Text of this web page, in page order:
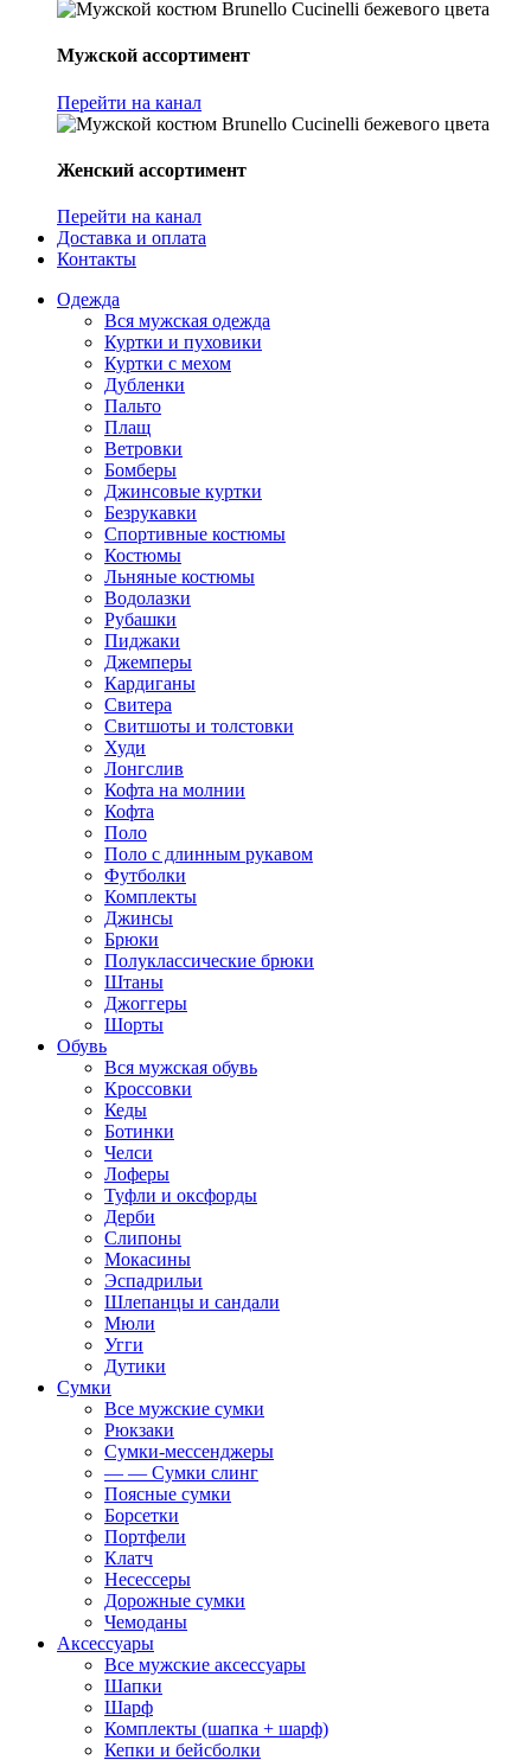
Мужской ассортимент
Перейти на канал
Женский ассортимент
Перейти на канал
Доставка и оплата
Контакты
Одежда
Вся мужская одежда
Куртки и пуховики
Куртки с мехом
Дубленки
Пальто
Плащ
Ветровки
Бомберы
Джинсовые куртки
Безрукавки
Спортивные костюмы
Костюмы
Льняные костюмы
Водолазки
Рубашки
Пиджаки
Джемперы
Кардиганы
Свитера
Свитшоты и толстовки
Худи
Лонгслив
Кофта на молнии
Кофта
Поло
Поло с длинным рукавом
Футболки
Комплекты
Джинсы
Брюки
Полуклассические брюки
Штаны
Джоггеры
Шорты
Обувь
Вся мужская обувь
Кроссовки
Кеды
Ботинки
Челси
Лоферы
Туфли и оксфорды
Дерби
Слипоны
Мокасины
Эспадрильи
Шлепанцы и сандали
Мюли
Угги
Дутики
Сумки
Все мужские сумки
Рюкзаки
Сумки-мессенджеры
— — Сумки слинг
Поясные сумки
Борсетки
Портфели
Клатч
Несессеры
Дорожные сумки
Чемоданы
Аксессуары
Все мужские аксессуары
Шапки
Шарф
Комплекты (шапка + шарф)
Кепки и бейсболки